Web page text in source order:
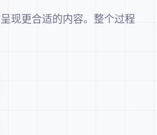
现更合适的内容。整个过程